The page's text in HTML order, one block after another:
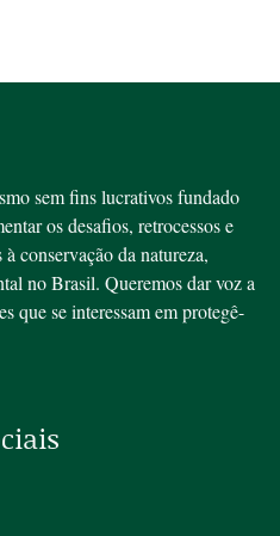
sem fins lucrativos fundado
os desafios, retrocessos e
conservação da natureza,
no Brasil. Queremos dar voz a
que se interessam em protegê-